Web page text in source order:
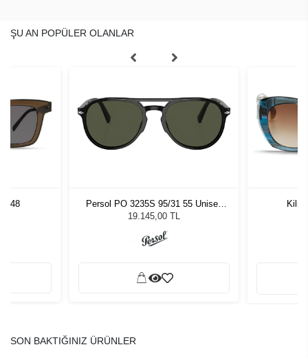
ŞU AN POPÜLER OLANLAR
48
Persol PO 3235S 95/31 55 Unisex
Güneş Gözlüğü
19.145,00 TL
SON BAKTIĞINIZ ÜRÜNLER